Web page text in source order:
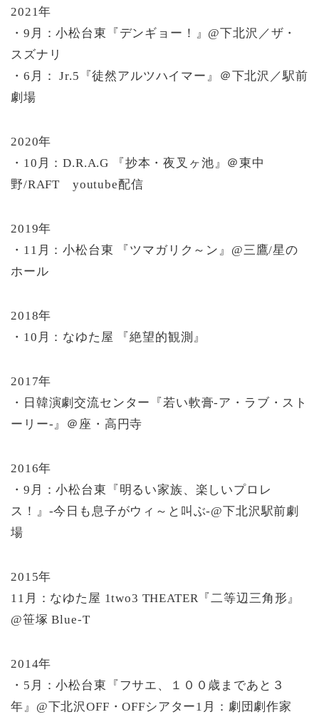
2021年
・9月：小松台東『デンギョー！』@下北沢／ザ・
スズナリ
・6月： Jr.5『徒然アルツハイマー』＠下北沢／駅前
劇場
2020年
・10月：D.R.A.G 『抄本・夜叉ヶ池』＠東中
野/RAFT youtube配信
2019年
・11月：小松台東 『ツマガリク～ン』@三鷹/星の
ホール
2018年
・10月：なゆた屋 『絶望的観測』
2017年
・日韓演劇交流センター『若い軟膏-ア・ラブ・スト
ーリー-』＠座・高円寺
2016年
・9月：小松台東『明るい家族、楽しいプロレ
ス！』-今日も息子がウィ～と叫ぶ-@下北沢駅前劇
場
2015年
11月：なゆた屋 1two3 THEATER『二等辺三角形』
@笹塚 Blue-T
2014年
・5月：小松台東『フサエ、１００歳まであと３
年』@下北沢OFF・OFFシアター1月：劇団劇作家